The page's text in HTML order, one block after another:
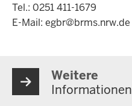
Tel.: 0251 411-1679
E-Mail: egbr@brms.nrw.de
Weitere
Informationen